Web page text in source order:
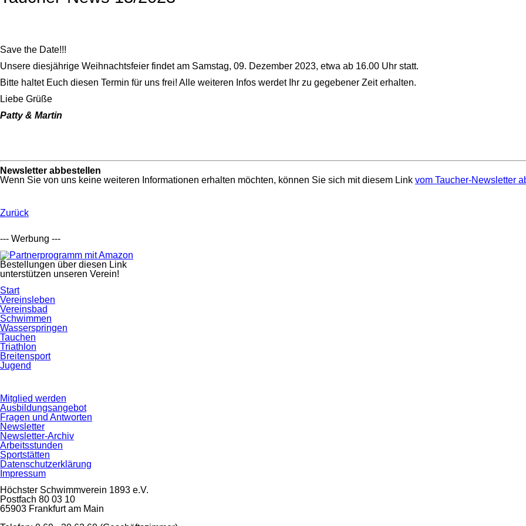
Save the Date!!!
Unsere diesjährige Weihnachtsfeier findet am Samstag, 09. Dezember 2023, etwa ab 16.00 Uhr statt.
Bitte haltet Euch diesen Termin für uns frei! Alle weiteren Infos werdet Ihr zu gegebener Zeit erhalten.
Liebe Grüße
Patty & Martin
Newsletter abbestellen
Wenn Sie von uns keine weiteren Informationen erhalten möchten, können Sie sich mit diesem Link vom Taucher-Newsletter
Zurück
--- Werbung ---
Bestellungen über diesen Link
unterstützen unseren Verein!
Navigation
überspringen
Start
Vereinsleben
Vereinsbad
Schwimmen
Wasserspringen
Tauchen
Triathlon
Breitensport
Jugend
Navigation
überspringen
Mitglied werden
Ausbildungsangebot
Fragen und Antworten
Newsletter
Newsletter-Archiv
Arbeitsstunden
Sportstätten
Datenschutzerklärung
Impressum
Höchster Schwimmverein 1893 e.V.
Postfach 80 03 10
65903 Frankfurt am Main